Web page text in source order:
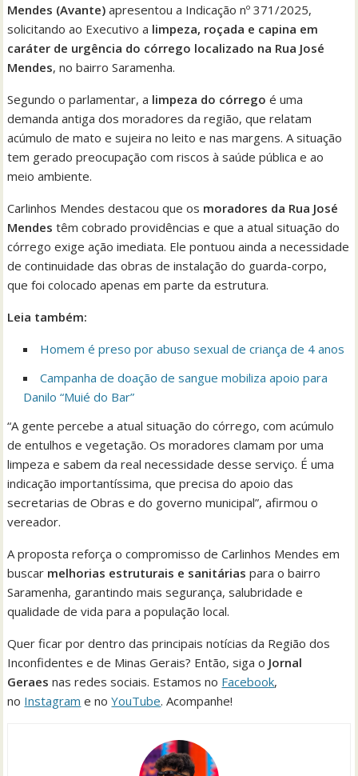
Mendes (Avante) apresentou a Indicação nº 371/2025,
solicitando ao Executivo a limpeza, roçada e capina em
caráter de urgência do córrego localizado na Rua José
Mendes, no bairro Saramenha.
Segundo o parlamentar, a limpeza do córrego é uma
demanda antiga dos moradores da região, que relatam
acúmulo de mato e sujeira no leito e nas margens. A situação
tem gerado preocupação com riscos à saúde pública e ao
meio ambiente.
Carlinhos Mendes destacou que os moradores da Rua José
Mendes têm cobrado providências e que a atual situação do
córrego exige ação imediata. Ele pontuou ainda a necessidade
de continuidade das obras de instalação do guarda-corpo,
que foi colocado apenas em parte da estrutura.
Leia também:
Homem é preso por abuso sexual de criança de 4 anos
Campanha de doação de sangue mobiliza apoio para
Danilo “Muié do Bar”
“A gente percebe a atual situação do córrego, com acúmulo
de entulhos e vegetação. Os moradores clamam por uma
limpeza e sabem da real necessidade desse serviço. É uma
indicação importantíssima, que precisa do apoio das
secretarias de Obras e do governo municipal”, afirmou o
vereador.
A proposta reforça o compromisso de Carlinhos Mendes em
buscar melhorias estruturais e sanitárias para o bairro
Saramenha, garantindo mais segurança, salubridade e
qualidade de vida para a população local.
Quer ficar por dentro das principais notícias da Região dos
Inconfidentes e de Minas Gerais? Então, siga o Jornal
Geraesnas redes sociais. Estamos no Facebook,
no Instagram e noYouTube. Acompanhe!